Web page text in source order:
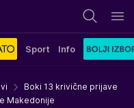
Sport Info
Boki 13 krivične prijave
Makedonije